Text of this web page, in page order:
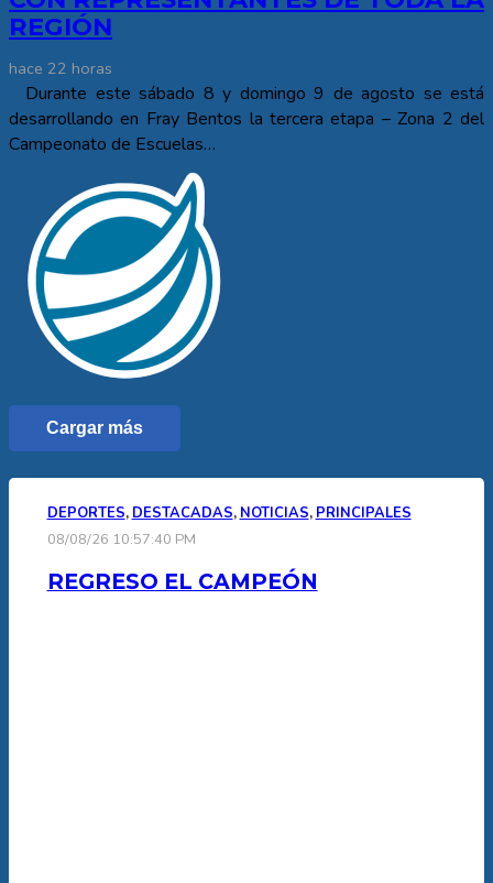
REGIÓN
hace 22 horas
Durante este sábado 8 y domingo 9 de agosto se está
desarrollando en Fray Bentos la tercera etapa – Zona 2 del
Campeonato de Escuelas…
Cargar más
DEPORTES, DESTACADAS, NOTICIAS, PRINCIPALES
08/08/26 10:57:40 PM
REGRESO EL CAMPEÓN